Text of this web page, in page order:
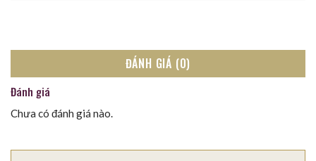
ĐÁNH GIÁ (0)
Đánh giá
Chưa có đánh giá nào.